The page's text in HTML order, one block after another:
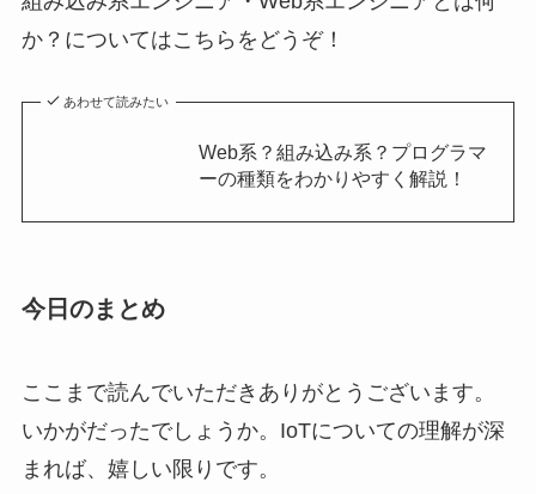
か？についてはこちらをどうぞ！
あわせて読みたい
Web系？組み込み系？プログラマ
ーの種類をわかりやすく解説！
今日のまとめ
ここまで読んでいただきありがとうございます。
いかがだったでしょうか。IoTについての理解が深
まれば、嬉しい限りです。